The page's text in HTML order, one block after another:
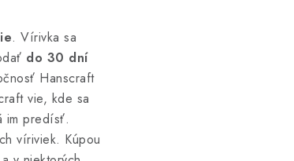
. Vírivka sa
do 30 dní
Hanscraft
vie, kde sa
im predísť.
víriviek. Kúpou